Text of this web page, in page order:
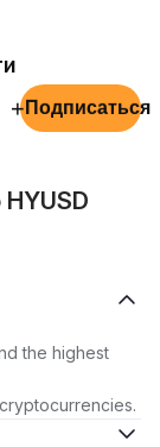
+ Подписаться
the highest